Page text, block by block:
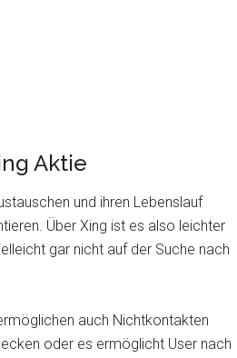
Aktie
und ihren Lebenslauf
Über Xing ist es also leichter
gar nicht auf der Suche nach
auch Nichtkontakten
oder es ermöglicht User nach